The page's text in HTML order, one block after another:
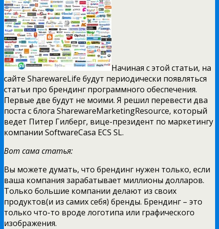
Начиная с этой статьи, на
сайте SharewareLife будут периодически появляться
статьи про брендинг программного обеспечения.
Первые две будут не моими. Я решил перевести два
поста с блога SharewareMarketingResource, который
ведет Питер Гилберг, вице-президент по маркетингу
компании SoftwareCasa ECS SL.
Вот сама статья:
Вы можете думать, что брендинг нужен только, если
ваша компания зарабатывает миллионы долларов.
Только большие компании делают из своих
продуктов(и из самих себя) бренды. Брендинг – это
только что-то вроде логотипа или графического
изображения.